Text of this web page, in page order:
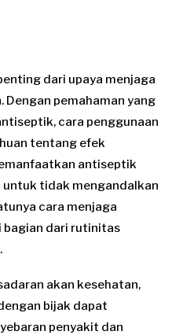
dari upaya menjaga
Dengan pemahaman yang
cara penggunaan
tentang efek
antiseptik
untuk tidak mengandalkan
cara menjaga
bagian dari rutinitas
akan kesehatan,
bijak dapat
penyakit dan